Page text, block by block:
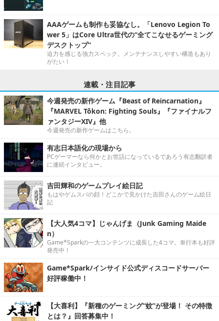
AAAゲームも制作も妥協なし。「Lenovo Legion To
wer 5」はCore Ultra世代の“全てこなせるゲーミング
デスクトップ”
迫力を感じる強力スペック。メンテナンスしやすい構造もあり
がたい！
連載・注目記事
今週発売の新作ゲーム『Beast of Reincarnation』
『MARVEL Tōkon: Fighting Souls』『ファイナルフ
ァンタジーXIV』他
今週発売の新作ゲームはこちら。
有志日本語化の現場から
PCゲーマーなら何かとお世話になっているであろう有志翻訳者
に連続インタビュー。
吉田輝和のゲームプレイ絵日記
もはやゲムスパの顔！どこかで見かけた吉田さんのゲーム絵日
記
【大人気4コマ】じゃんげま（Junk Gaming Maide
n）
Game*Sparkの一大コンテンツに成長した4コマ。単行本も好評
発売中！
Game*Spark/インサイド公式ディスコードサーバー
好評稼働中！
【大喜利】『新種のゲーミング“蚊”が登場！ その特徴
とは？』回答募集中！